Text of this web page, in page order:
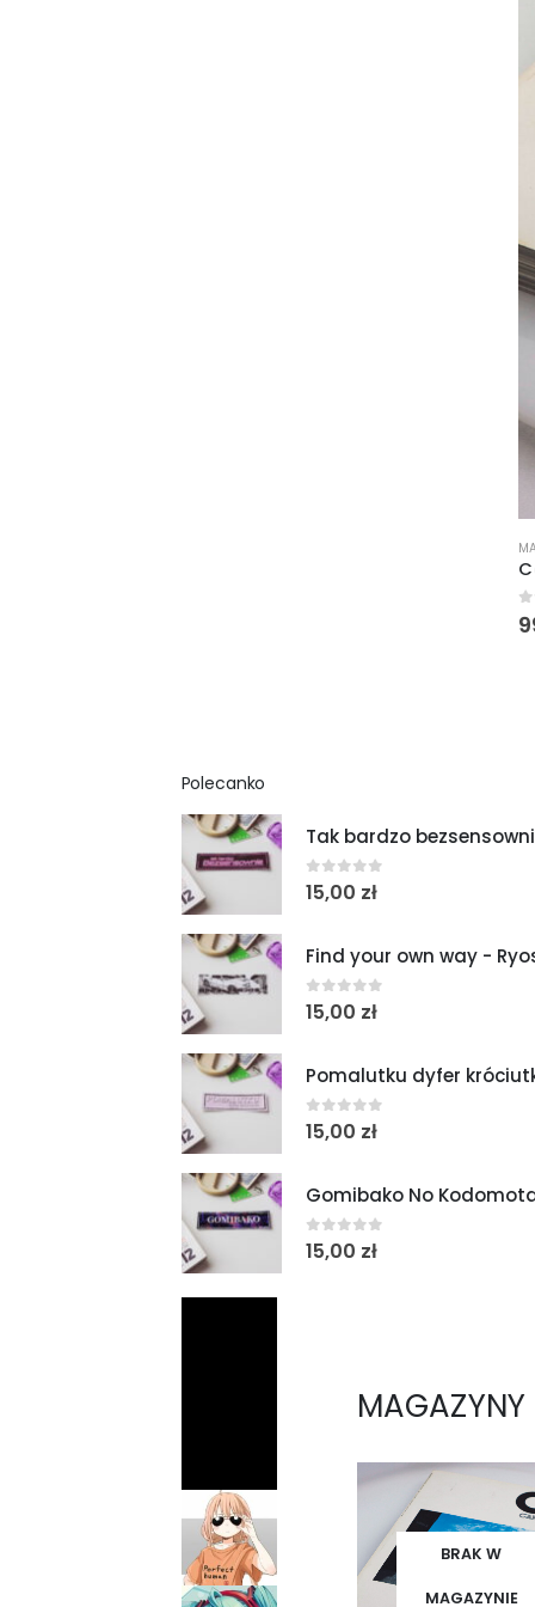
0
Polecanko
Tak bardzo
0out of 5
15,00 zł
Find your own way -
0out of 5
15,00 zł
Pomalutku dyfer
0out of 5
15,00 zł
Gomibako No
0out of 5
15,00 zł
MAGAZYNY
BRAK W
MAGAZYNIE